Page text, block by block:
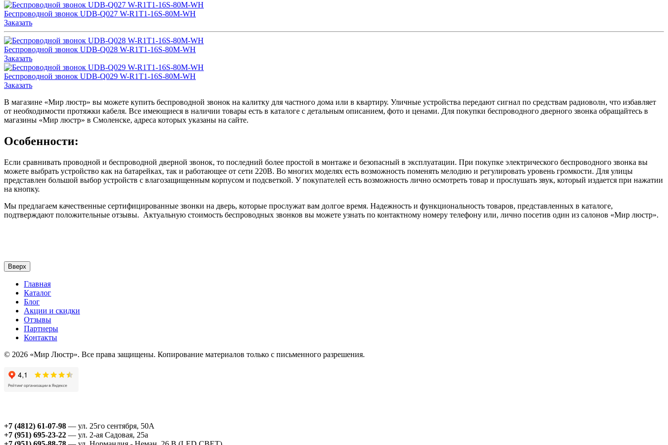
Беспроводной звонок UDB-Q027 W-R1T1-16S-80M-WH
Заказать
Беспроводной звонок UDB-Q028 W-R1T1-16S-80M-WH
Заказать
Беспроводной звонок UDB-Q029 W-R1T1-16S-80M-WH
Заказать
В магазине «Мир люстр» вы можете купить беспроводной звонок на калитку для частного дома или в квартиру. Уличные устройства передают сигнал по средствам радиоволн, что избавляет
от необходимости протяжки кабеля. Все имеющиеся в наличии товары есть в каталоге с детальным описанием, фото и ценами. Для покупки беспроводного дверного звонка обращайтесь в
магазины «Мир люстр» в Смоленске, адреса которых указаны на сайте.
Особенности:
Если сравнивать проводной и беспроводной дверной звонок, то последний более простой в монтаже и безопасный в эксплуатации. При покупке электрического беспроводного звонка вы
можете выбрать устройство как на батарейках, так и работающее от сети 220В. Во многих моделях есть возможность поменять мелодию и регулировать уровень громкости. Для улицы
представлен большой выбор устройств с влагозащищенным корпусом и подсветкой. У покупателей есть возможность лично осмотреть товар и прослушать звук, который издается при нажатии
на кнопку.
Мы предлагаем качественные сертифицированные звонки на дверь, которые прослужат вам долгое время. Надежность и функциональность товаров, представленных в каталоге,
подтверждают положительные отзывы. Актуальную стоимость беспроводных звонков вы можете узнать по контактному номеру телефону или, лично посетив один из салонов «Мир люстр».
Вверх
Главная
Каталог
Блог
Акции и скидки
Отзывы
Партнеры
Контакты
© 2026 «Мир Люстр». Все права защищены. Копирование материалов только с письменного разрешения.
+7 (4812) 61-07-98 — ул. 25го сентября, 50А
+7 (951) 695-23-22 — ул. 2-ая Садовая, 25а